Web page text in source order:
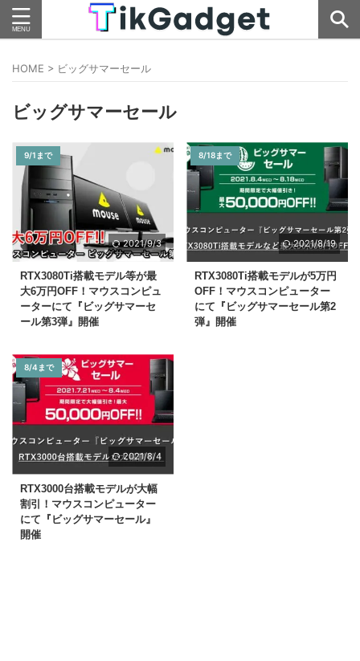
HOME > ビッグサマーセール
ビッグサマーセール
9/1まで
2021/9/3
RTX3080Ti搭載モデル等が最
大6万円OFF！マウスコンピュ
ーターにて『ビッグサマーセ
ール第3弾』開催
8/18まで
2021/8/19
RTX3080Ti搭載モデルが5万円
OFF！マウスコンピューター
にて『ビッグサマーセール第2
弾』開催
8/4まで
2021/8/4
RTX3000台搭載モデルが大幅
割引！マウスコンピューター
にて『ビッグサマーセール』
開催